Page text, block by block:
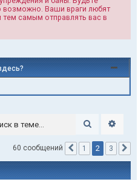
Ваши враги любят
тем самым отправлять вас в
Поиск
60 сообщений Пред.
1 2 3